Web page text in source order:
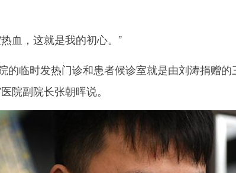
血，这就是我的初心。”
临时发热门诊和患者候诊室就是由刘涛捐赠的
院副院长张朝晖说。